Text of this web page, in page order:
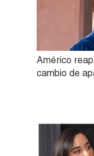
Américo
cambio de